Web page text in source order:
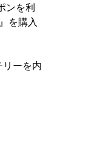
ンを利
を購入
ーを内